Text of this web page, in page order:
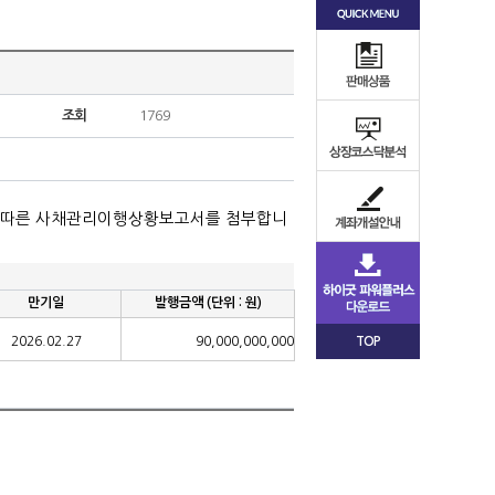
조회 1769
른 사채관리이행상황보고서를 첨부합니
만기일 발행금액(단위 : 원 )
2026.02.27 90,000,000,000 TOP